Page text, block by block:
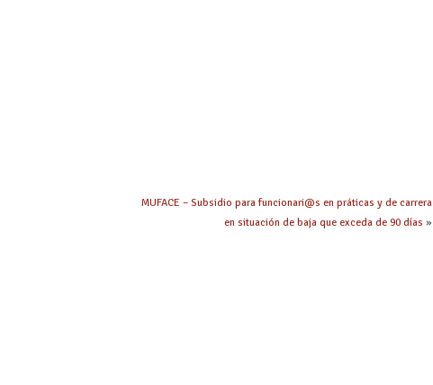
MUFACE – Subsidio para funcionari@s en práticas y de carrera
en situación de baja que exceda de 90 días »